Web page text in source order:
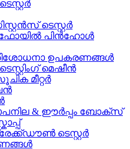
ടെസ്റ്റർ
ഫോയിൽ പിൻഹോൾ
ഉപകരണങ്ങൾ
മെഷീൻ
മീറ്റർ
& ഈർപ്പം ബോക്സ്
ടെസ്റ്റർ